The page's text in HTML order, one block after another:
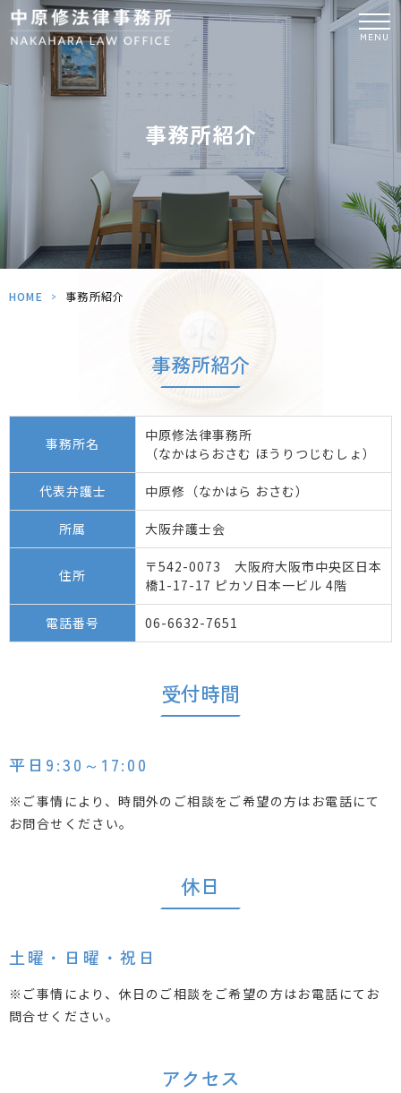
MENU
事務所紹介
HOME > 事務所紹介
事務所紹介
事務所名
中原修法律事務所
（なかはらおさむ ほうりつじむしょ）
代表弁護士 中原修（なかはら おさむ）
所属 大阪弁護士会
住所
〒542-0073 大阪府大阪市中央区日本
橋1-17-17 ピカソ日本一ビル 4階
電話番号 06-6632-7651
受付時間
平日9:30～17:00
※ご事情により、時間外のご相談をご希望の方はお電話にて
お問合せください。
休日
土曜・日曜・祝日
※ご事情により、休日のご相談をご希望の方はお電話にてお
問合せください。
アクセス